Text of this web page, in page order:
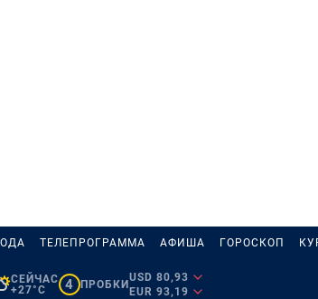
ТЕЛЕПРОГРАММА АФИША ГОРОСКОП
СЕЙЧАС
+27°C
4 ПРОБКИ
USD 80,93
EUR 93,19